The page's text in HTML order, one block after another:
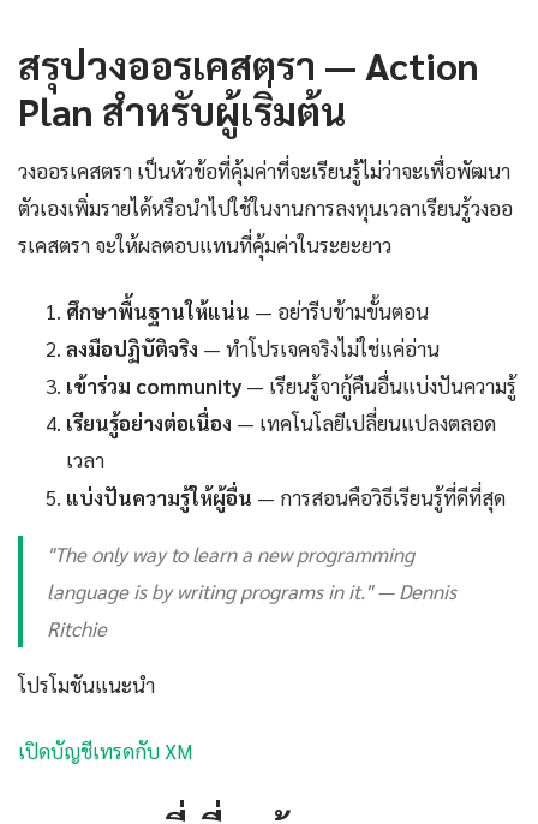
สรุปวงออรเคสตรา — Action
Plan สำหรับผู้เริ่มต้น
วงออรเคสตรา เป็นหัวข้อที่คุ้มค่าที่จะเรียนรู้ไม่ว่าจะเพื่อพัฒนา
ตัวเองเพิ่มรายได้หรือนำไปใช้ในงานการลงทุนเวลาเรียนรู้วงออ
รเคสตรา จะให้ผลตอบแทนที่คุ้มค่าในระยะยาว
ศึกษาพื้นฐานให้แน่น — อย่ารีบข้ามขั้นตอน
ลงมือปฏิบัติจริง — ทำโปรเจคจริงไม่ใช่แค่อ่าน
เข้าร่วม community — เรียนรู้จากู้คืนอื่นแบ่งปันความรู้
เรียนรู้อย่างต่อเนื่อง — เทคโนโลยีเปลี่ยนแปลงตลอด
เวลา
แบ่งปันความรู้ให้ผู้อื่น — การสอนคือวิธีเรียนรู้ที่ดีที่สุด
"The only way to learn a new programming
language is by writing programs in it." — Dennis
Ritchie
โปรโมชันแนะนำ
เปิดบัญชีเทรดกับ XM